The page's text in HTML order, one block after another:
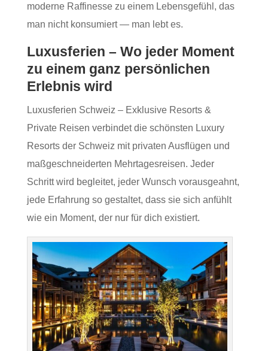
moderne Raffinesse zu einem Lebensgefühl, das
man nicht konsumiert — man lebt es.
Luxusferien – Wo jeder Moment
zu einem ganz persönlichen
Erlebnis wird
Luxusferien Schweiz – Exklusive Resorts &
Private Reisen verbindet die schönsten Luxury
Resorts der Schweiz mit privaten Ausflügen und
maßgeschneiderten Mehrtagesreisen. Jeder
Schritt wird begleitet, jeder Wunsch vorausgeahnt,
jede Erfahrung so gestaltet, dass sie sich anfühlt
wie ein Moment, der nur für dich existiert.